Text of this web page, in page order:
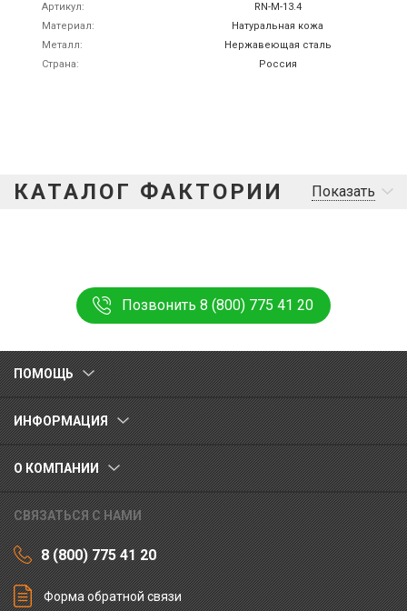
Артикул
RN-M-13.4
Материал
Натуральная кожа
Металл
Нержавеющая сталь
Страна
Россия
КАТАЛОГ ФАКТОРИИ Показать
Позвонить 8 (800) 775 41 20
ПОМОЩЬ
ИНФОРМАЦИЯ
О КОМПАНИИ
СВЯЗАТЬСЯ С НАМИ
8 (800) 775 41 20
Форма обратной связи